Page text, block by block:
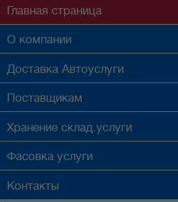
Главная страница
О компании
Доставка Автоуслуги
Поставщикам
Хранение склад.услуги
Фасовка услуги
Контакты